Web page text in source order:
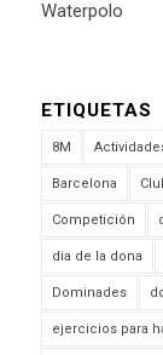
Waterpolo
ETIQUETAS
8M
Barcelona
Competición
dia de la dona
Dominades
ejercicios para